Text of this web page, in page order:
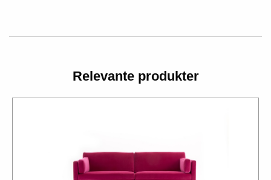
Relevante produkter